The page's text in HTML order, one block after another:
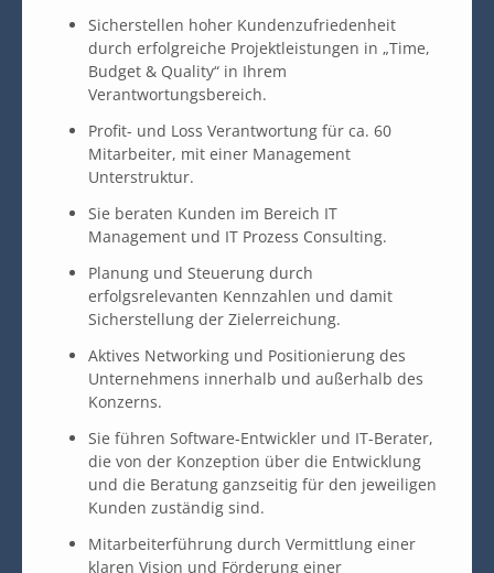
Sicherstellen hoher Kundenzufriedenheit
durch erfolgreiche Projektleistungen in „Time,
Budget & Quality“ in Ihrem
Verantwortungsbereich.
Profit- und Loss Verantwortung für ca. 60
Mitarbeiter, mit einer Management
Unterstruktur.
Sie beraten Kunden im Bereich IT
Management und IT Prozess Consulting.
Planung und Steuerung durch
erfolgsrelevanten Kennzahlen und damit
Sicherstellung der Zielerreichung.
Aktives Networking und Positionierung des
Unternehmens innerhalb und außerhalb des
Konzerns.
Sie führen Software-Entwickler und IT-Berater,
die von der Konzeption über die Entwicklung
und die Beratung ganzseitig für den jeweiligen
Kunden zuständig sind.
Mitarbeiterführung durch Vermittlung einer
klaren Vision und Förderung einer